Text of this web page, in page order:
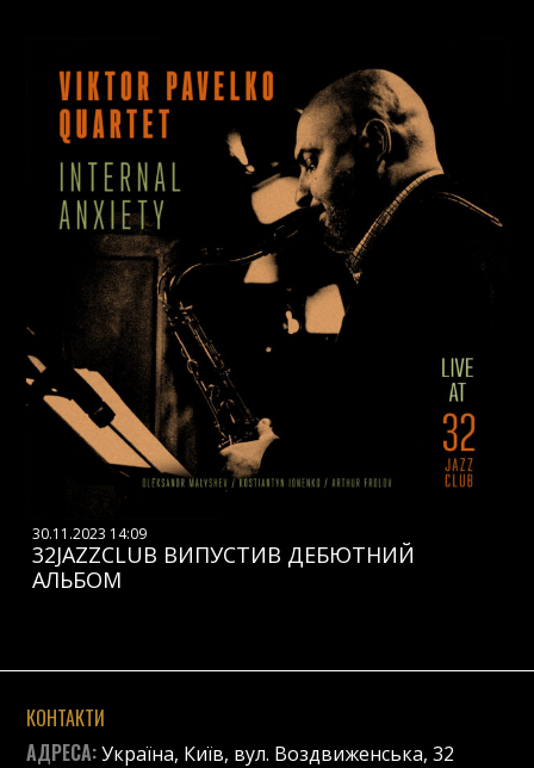
30.11.2023 14:09
32JAZZCLUB ВИПУСТИВ ДЕБЮТНИЙ
АЛЬБОМ
КОНТАКТИ
АДРЕСА:Україна, Київ, вул. Воздвиженська, 32